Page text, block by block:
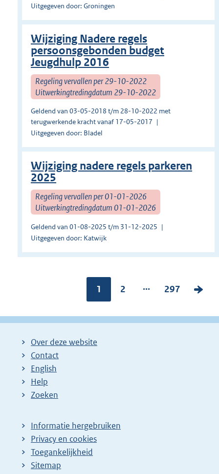
Uitgegeven door: Groningen
Wijziging Nadere regels
persoonsgebonden budget
Jeugdhulp 2016
Regeling vervallen per 29-10-2022
Uitwerkingtredingdatum 29-10-2022
Geldend van 03-05-2018 t/m 28-10-2022 met
terugwerkende kracht vanaf 17-05-2017
Uitgegeven door: Bladel
Wijziging nadere regels parkeren
2025
Regeling vervallen per 01-01-2026
Uitwerkingtredingdatum 01-01-2026
Geldend van 01-08-2025 t/m 31-12-2025
Uitgegeven door: Katwijk
Pagina:
1
P
g
2 ...
P
g
297
V
l
Over deze website
Contact
English
Help
Zoeken
Informatie hergebruiken
Privacy en cookies
Toegankelijkheid
Sitemap